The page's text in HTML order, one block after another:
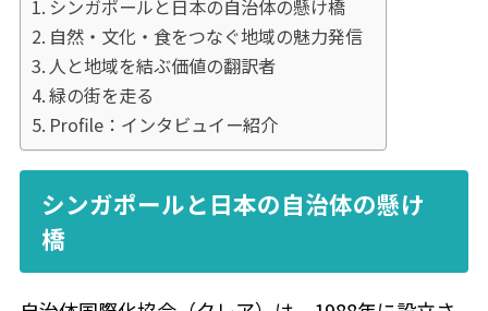
シンガポールと日本の自治体の懸け橋
自然・文化・食をつなぐ地域の魅力発信
人と地域を結ぶ価値の翻訳者
緑の街を走る
Profile：インタビュイー紹介
シンガポールと日本の自治体の懸け
橋